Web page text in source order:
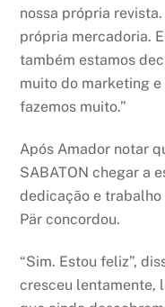
nossa própria
própria mercadoria.
também estamos
muito do marketing e
fazemos muito.”
Após Amador notar
SABATON chegar a
dedicação e
Pär concordou.
“Sim. Estou feliz”,
cresceu lentamente,